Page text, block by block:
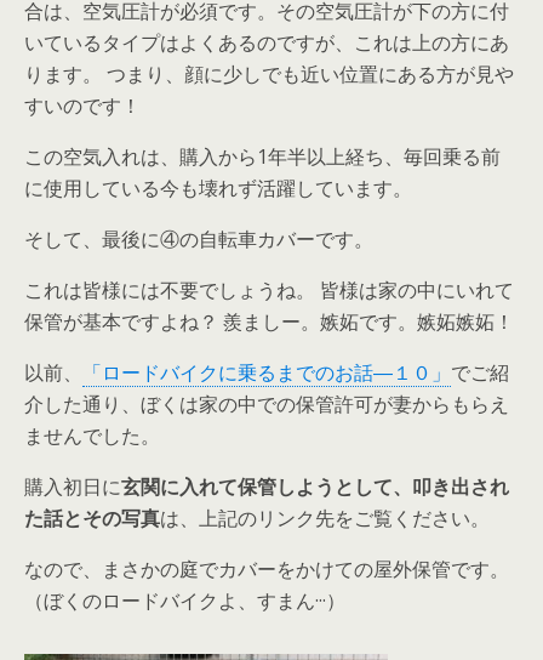
合は、空気圧計が必須です。その空気圧計が下の方に付
いているタイプはよくあるのですが、これは上の方にあ
ります。 つまり、顔に少しでも近い位置にある方が見や
すいのです！
この空気入れは、購入から1年半以上経ち、毎回乗る前
に使用している今も壊れず活躍しています。
そして、最後に④の自転車カバーです。
これは皆様には不要でしょうね。 皆様は家の中にいれて
保管が基本ですよね？ 羨ましー。嫉妬です。嫉妬嫉妬！
以前、
「ロードバイクに乗るまでのお話―１０」 でご紹
介した通り、ぼくは家の中での保管許可が妻からもらえ
ませんでした。
購入初日に玄関に入れて保管しようとして、叩き出され
た話とその写真は、上記のリンク先をご覧ください。
なので、まさかの庭でカバーをかけての屋外保管です。
（ぼくのロードバイクよ、すまん···）